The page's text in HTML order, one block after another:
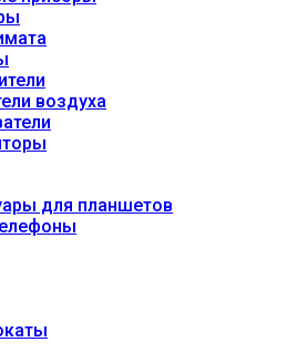
воздуха
для планшетов